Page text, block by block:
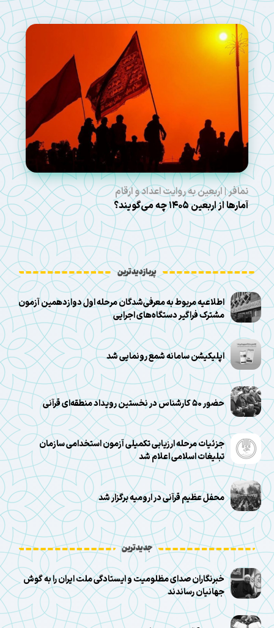
نمافر | اربعین به روایت اعداد و ارقام
آمارها از اربعین ۱۴۰۵ چه می‌گویند؟
پربازدیدترین
اطلاعیه مربوط به معرفی‌شدگان مرحله اول دوازدهمین آزمون
مشترک فراگیر دستگاه‌های اجرایی
اپلیکیشن سامانه شمع رونمایی شد
حضور ۵۰ کارشناس در نخستین رویداد منطقه‌ای قرآنی
جزئیات مرحله ارزیابی تکمیلی آزمون استخدامی سازمان
تبلیغات اسلامی اعلام شد
محفل عظیم قرآنی در ارومیه برگزار شد
جدیدترین
خبرنگاران صدای مظلومیت و ایستادگی ملت ایران را به گوش
جهانیان رساندند